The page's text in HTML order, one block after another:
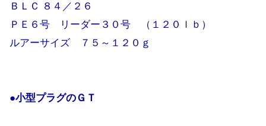
ＢＬＣ ８４／２６
ＰＥ６号 リーダー３０号 （１２０ｌｂ）
ルアーサイズ ７５～１２０ｇ
●小型プラグのＧＴ